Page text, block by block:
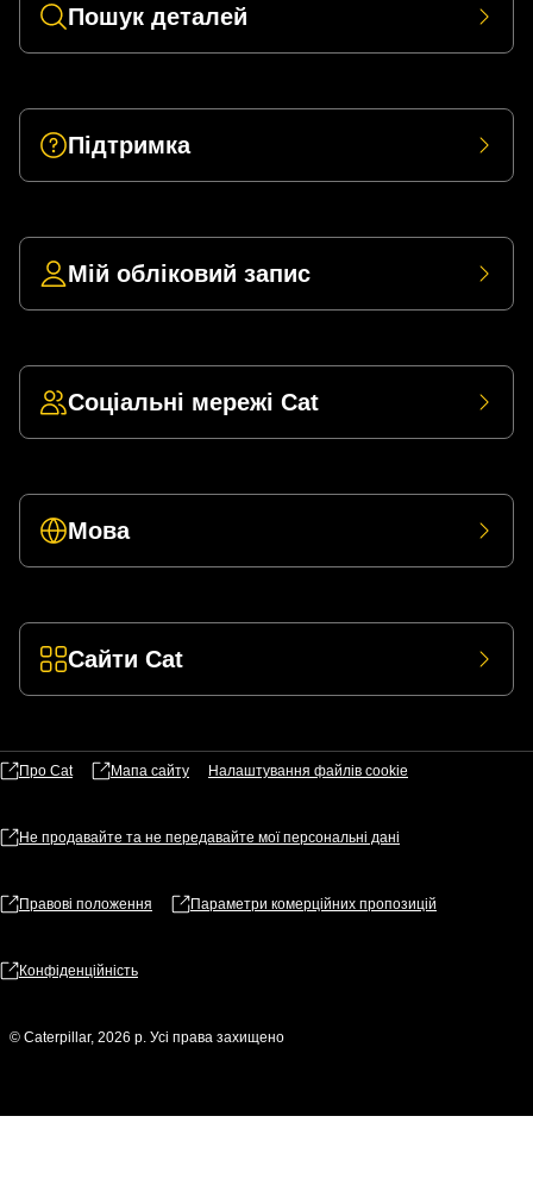
Пошук деталей
Підтримка
Мій обліковий запис
Соціальні мережі Cat
Мова
Сайти Cat
Про Cat Мапа сайту Налаштування файлів​ cookie
Не продавайте та не передавайте мої персональні дані
Правові положення Параметри комерційних пропозицій
Конфіденційність
© Caterpillar, 2026 р. Усі права захищено